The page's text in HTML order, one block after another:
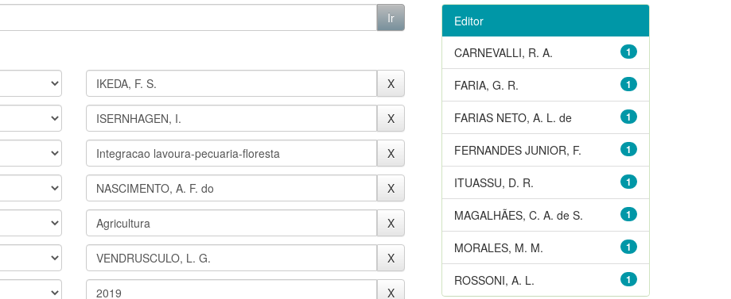
Editor
1
CARNEVALLI, R. A.
1
FARIA, G. R.
1
FARIAS NETO, A. L. de
1
FERNANDES JUNIOR, F.
1
ITUASSU, D. R.
1
MAGALHÃES, C. A. de S.
1
MORALES, M. M.
1
ROSSONI, A. L.